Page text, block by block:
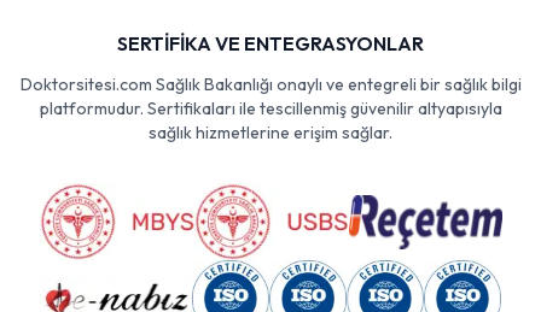
SERTİFİKA VE ENTEGRASYONLAR
Doktorsitesi.com Sağlık Bakanlığı onaylı ve entegreli bir sağlık bilgi
platformudur. Sertifikaları ile tescillenmiş güvenilir altyapısıyla
sağlık hizmetlerine erişim sağlar.